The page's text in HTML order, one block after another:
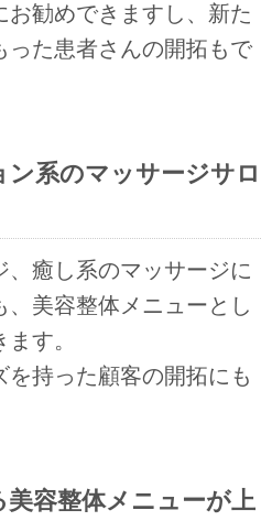
勧めできますし、新た
った患者さんの開拓もで
ン系のマッサージサロ
、癒し系のマッサージに
美容整体メニューとし
す。
持った顧客の開拓にも
容整体メニューが上